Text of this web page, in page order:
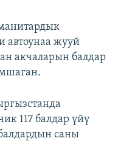
автоунаа жууй
акчаларын балдар
117 балдар үйү
саны